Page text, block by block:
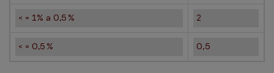
< = 1% a 0,5% 2
< = 0,5% 0,5